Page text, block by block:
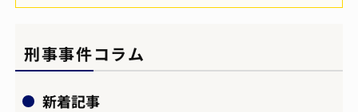
刑事事件コラム
新着記事